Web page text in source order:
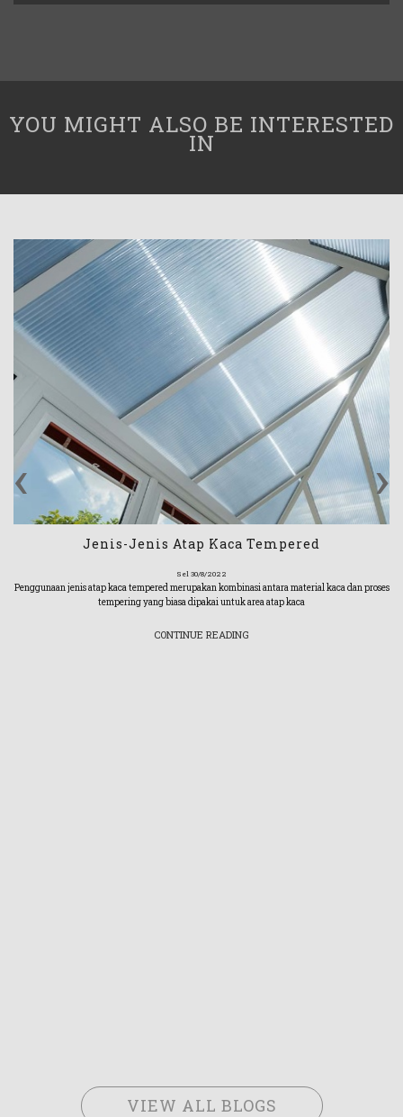
YOU MIGHT ALSO BE INTERESTED
IN
Jenis-Jenis Atap Kaca Tempered
Sel 30/8/2022
Penggunaan jenis atap kaca tempered merupakan kombinasi antara material kaca dan proses
tempering yang biasa dipakai untuk area atap kaca
CONTINUE READING
‹ ›
VIEW ALL BLOGS